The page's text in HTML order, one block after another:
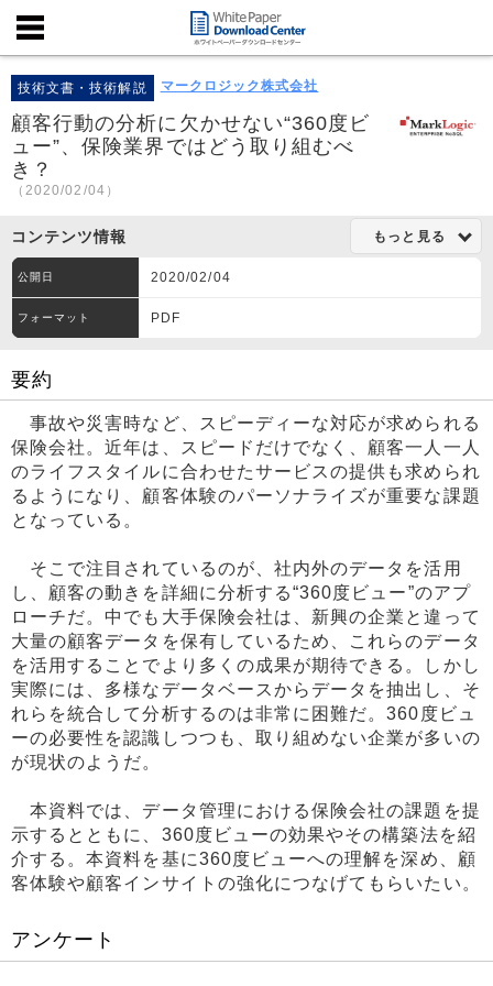
技術文書・技術解説 マークロジック株式会社
顧客行動の分析に欠かせない“360度ビ
ュー”、保険業界ではどう取り組むべ
き？
（2020/02/04）
コンテンツ情報 もっと見る
公開日 2020/02/04
フォーマット PDF
要約
事故や災害時など、スピーディーな対応が求められる
保険会社。近年は、スピードだけでなく、顧客一人一人
のライフスタイルに合わせたサービスの提供も求められ
るようになり、顧客体験のパーソナライズが重要な課題
となっている。
そこで注目されているのが、社内外のデータを活用
し、顧客の動きを詳細に分析する“360度ビュー”のアプ
ローチだ。中でも大手保険会社は、新興の企業と違って
大量の顧客データを保有しているため、これらのデータ
を活用することでより多くの成果が期待できる。しかし
実際には、多様なデータベースからデータを抽出し、そ
れらを統合して分析するのは非常に困難だ。360度ビュ
ーの必要性を認識しつつも、取り組めない企業が多いの
が現状のようだ。
本資料では、データ管理における保険会社の課題を提
示するとともに、360度ビューの効果やその構築法を紹
介する。本資料を基に360度ビューへの理解を深め、顧
客体験や顧客インサイトの強化につなげてもらいたい。
アンケート